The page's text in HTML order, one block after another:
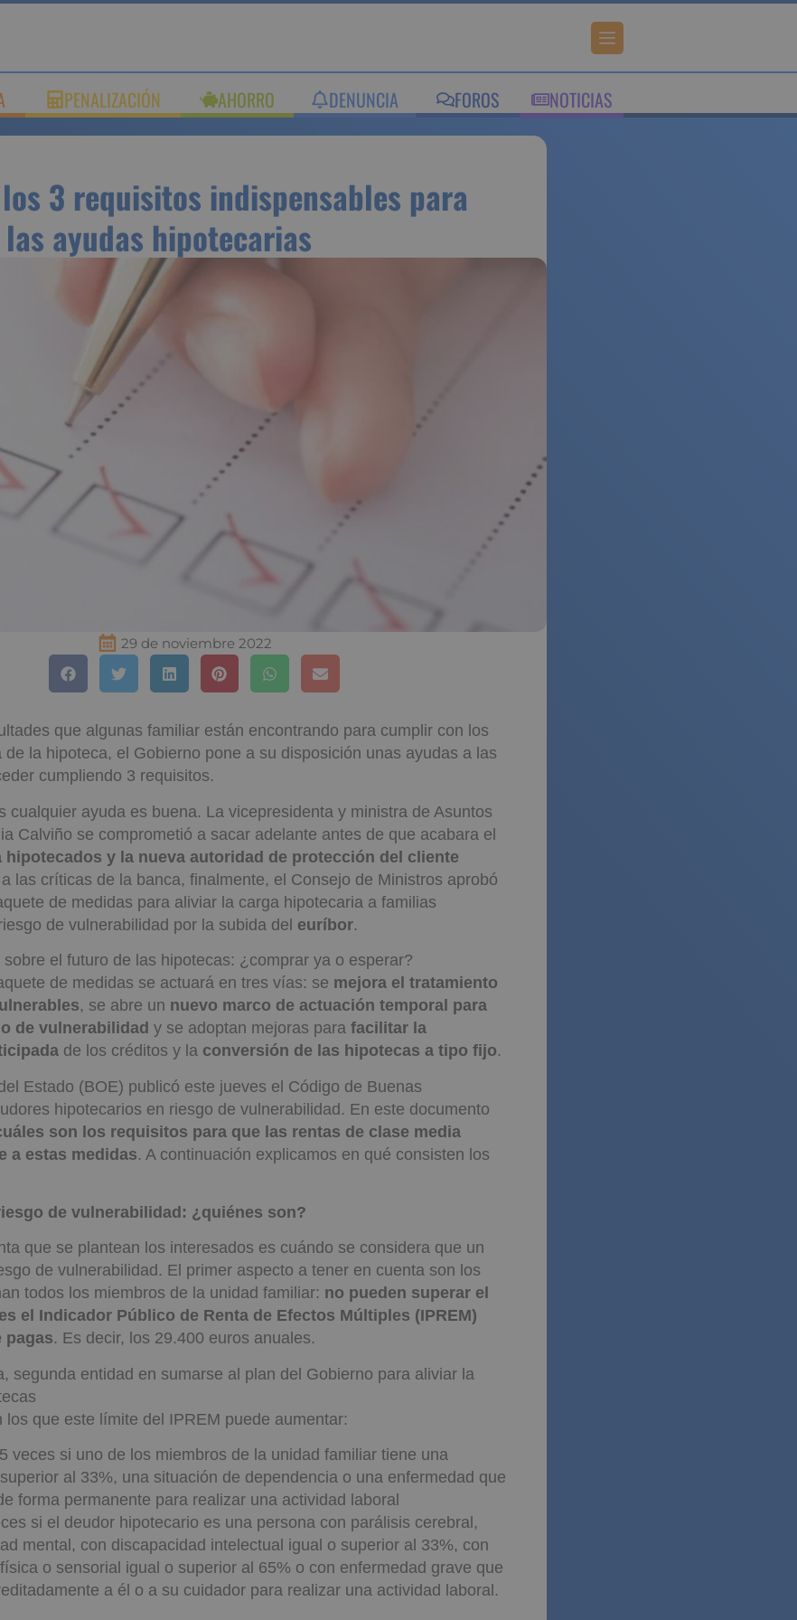
PENALIZACIÓN AHORRO DENUNCIA FOROS NOTICIAS
los 3 requisitos indispensables
a las ayudas hipotecarias
29 de noviembre 2022
que algunas familiar están encontrando para cumplir con los
de la hipoteca, el Gobierno pone a su disposición unas ayudas a las
cumpliendo 3 requisitos.
cualquier ayuda es buena. La vicepresidenta y ministra de Asuntos
Calviño se comprometió a sacar adelante antes de que acabara el
hipotecados y la nueva autoridad de protección del cliente
las críticas de la banca, finalmente, el Consejo de Ministros aprobó
de medidas para aliviar la carga hipotecaria a familias
de vulnerabilidad por la subida del euríbor.
el futuro de las hipotecas: ¿comprar ya o esperar?
de medidas se actuará en tres vías: se mejora el tratamiento
, se abre un nuevo marco de actuación temporal para
de vulnerabilidad y se adoptan mejoras para facilitar la
de los créditos y la conversión de las hipotecas a tipo fijo.
Estado (BOE) publicó este jueves el Código de Buenas
hipotecarios en riesgo de vulnerabilidad. En este documento
son los requisitos para que las rentas de clase media
a estas medidas. A continuación explicamos en qué consisten los
de vulnerabilidad: ¿quiénes son?
que se plantean los interesados es cuándo se considera que un
de vulnerabilidad. El primer aspecto a tener en cuenta son los
todos los miembros de la unidad familiar: no pueden superar el
el Indicador Público de Renta de Efectos Múltiples (IPREM)
pagas. Es decir, los 29.400 euros anuales.
segunda entidad en sumarse al plan del Gobierno para aliviar la
los que este límite del IPREM puede aumentar:
veces si uno de los miembros de la unidad familiar tiene una
al 33%, una situación de dependencia o una enfermedad que
forma permanente para realizar una actividad laboral
si el deudor hipotecario es una persona con parálisis cerebral,
mental, con discapacidad intelectual igual o superior al 33%, con
o sensorial igual o superior al 65% o con enfermedad grave que
a él o a su cuidador para realizar una actividad laboral.